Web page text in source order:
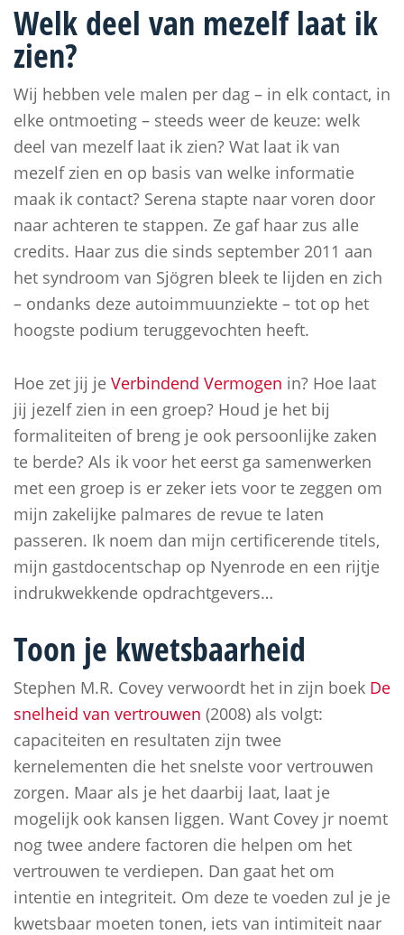
Welk deel van mezelf laat ik
zien?
Wij hebben vele malen per dag – in elk contact, in
elke ontmoeting – steeds weer de keuze: welk
deel van mezelf laat ik zien? Wat laat ik van
mezelf zien en op basis van welke informatie
maak ik contact? Serena stapte naar voren door
naar achteren te stappen. Ze gaf haar zus alle
credits. Haar zus die sinds september 2011 aan
het syndroom van Sjögren bleek te lijden en zich
– ondanks deze autoimmuunziekte – tot op het
hoogste podium teruggevochten heeft.
Hoe zet jij je Verbindend Vermogen in? Hoe laat
jij jezelf zien in een groep? Houd je het bij
formaliteiten of breng je ook persoonlijke zaken
te berde? Als ik voor het eerst ga samenwerken
met een groep is er zeker iets voor te zeggen om
mijn zakelijke palmares de revue te laten
passeren. Ik noem dan mijn certificerende titels,
mijn gastdocentschap op Nyenrode en een rijtje
indrukwekkende opdrachtgevers…
Toon je kwetsbaarheid
Stephen M.R. Covey verwoordt het in zijn boek De
snelheid van vertrouwen (2008) als volgt:
capaciteiten en resultaten zijn twee
kernelementen die het snelste voor vertrouwen
zorgen. Maar als je het daarbij laat, laat je
mogelijk ook kansen liggen. Want Covey jr noemt
nog twee andere factoren die helpen om het
vertrouwen te verdiepen. Dan gaat het om
intentie en integriteit. Om deze te voeden zul je je
kwetsbaar moeten tonen, iets van intimiteit naar